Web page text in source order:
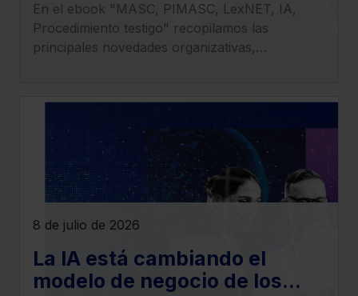
1/2025 en la transformación
del sistema judicial
En el ebook "MASC, PIMASC, LexNET, IA,
Procedimiento testigo" recopilamos las
principales novedades organizativas,
8 de julio de 2026
La IA está cambiando el
modelo de negocio de los